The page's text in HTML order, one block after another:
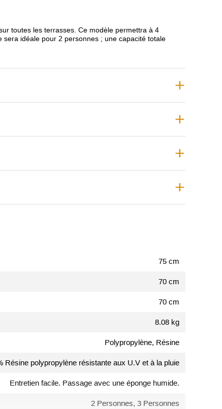
toutes les terrasses. Ce modèle permettra à 4
idéale pour 2 personnes ; une capacité totale
75 cm
70 cm
70 cm
8.08 kg
Polypropylène, Résine
Résine polypropylène résistante aux U.V et à la pluie
Entretien facile. Passage avec une éponge humide.
2 Personnes, 3 Personnes